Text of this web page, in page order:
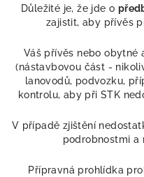
Důležité je, že jde o
zajistit, aby přívěs
Váš přívěs nebo obytné
(nástavbovou část -
lanovodů, podvozku,
kontrolu, aby při STK
V případě zjištění
podrobnostmi a
Přípravná prohlídka